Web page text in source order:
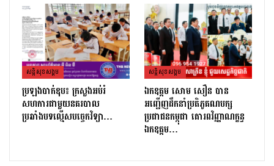
សន្តិសុខសង្គម
ប្រឡងបាក់ឌុប៖ ក្រសួងអប់រំ
សហការជាមួយនគរបាល
ប្រឆាំងបទល្មើសបច្ចេកវិទ្យា…
សន្តិសុខសង្គម
ឯកឧត្តម សោម សឿន បាន
អញ្ជើញដឹកនាំប្រតិភូគណបក្ស
ប្រជាជនកម្ពុជា គោរពវិញ្ញាណក្ខន្ធ
ឯកឧត្តម…